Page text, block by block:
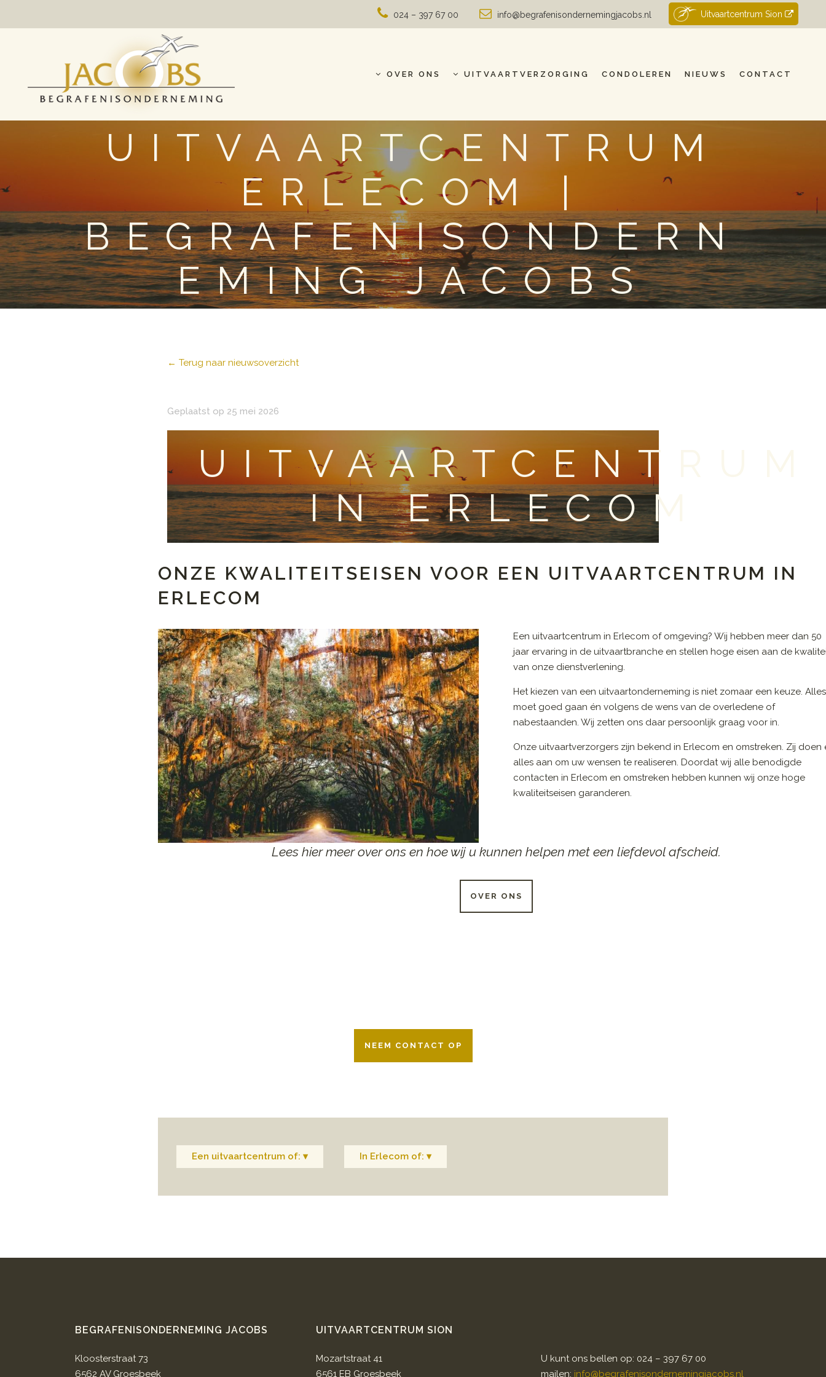
024 – 397 67 00 info@begrafenisondernemingjacobs.nl Uitvaartcentrum Sion
OVER ONS UITVAARTVERZORGING CONDOLEREN NIEUWS CONTACT
UITVAARTCENTRUM
ERLECOM |
BEGRAFENISONDERN
EMING JACOBS
← Terug naar nieuwsoverzicht
Geplaatst op 25 mei 2026
UITVAARTCENTRUM
IN ERLECOM
ONZE KWALITEITSEISEN VOOR EEN UITVAARTCENTRUM IN
ERLECOM
Een uitvaartcentrum in Erlecom of omgeving? Wij hebben meer dan 50
jaar ervaring in de uitvaartbranche en stellen hoge eisen aan de
van onze dienstverlening.
Het kiezen van een uitvaartonderneming is niet zomaar een keuze. Alles
moet goed gaan én volgens de wens van de overledene of
nabestaanden. Wij zetten ons daar persoonlijk graag voor in.
Onze uitvaartverzorgers zijn bekend in Erlecom en omstreken. Zij doen
alles aan om uw wensen te realiseren. Doordat wij alle benodigde
contacten in Erlecom en omstreken hebben kunnen wij onze hoge
kwaliteitseisen garanderen.
Lees hier meer over ons en hoe wij u kunnen helpen met een liefdevol afscheid.
OVER ONS
NEEM CONTACT OP
Een uitvaartcentrum of: ▾ In Erlecom of: ▾
BEGRAFENISONDERNEMING JACOBS
Kloosterstraat 73
6562 AV Groesbeek
UITVAARTCENTRUM SION
Mozartstraat 41
6561 EB Groesbeek
U kunt ons bellen op: 024 – 397 67 00
mailen: info@begrafenisondernemingjacobs.nl